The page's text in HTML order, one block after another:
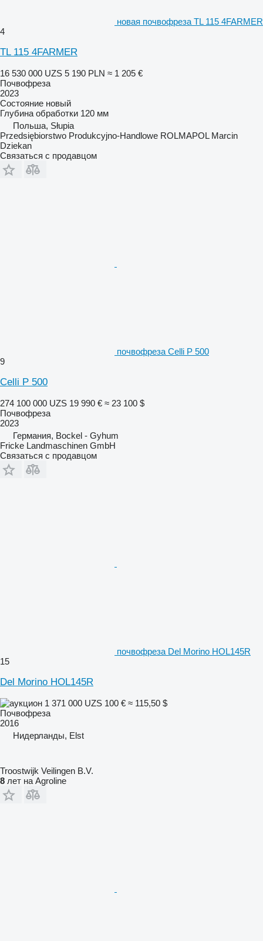
новая почвофреза TL 115 4FARMER
4
TL 115 4FARMER
16 530 000 UZS 5 190 PLN ≈ 1 205 €
Почвофреза
2023
Состояние новый
Глубина обработки 120 мм
Польша, Słupia
Przedsiębiorstwo Produkcyjno-Handlowe ROLMAPOL Marcin
Dziekan
Связаться с продавцом
почвофреза Celli P 500
9
Celli P 500
274 100 000 UZS 19 990 € ≈ 23 100 $
Почвофреза
2023
Германия, Bockel - Gyhum
Fricke Landmaschinen GmbH
Связаться с продавцом
почвофреза Del Morino HOL145R
15
Del Morino HOL145R
1 371 000 UZS 100 € ≈ 115,50 $
Почвофреза
2016
Нидерланды, Elst
Troostwijk Veilingen B.V.
8 лет на Agroline